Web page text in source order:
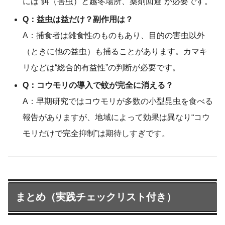
Q：益虫は益だけ？副作用は？
A：捕食者は雑食性のものもあり、目的の害虫以外
（ときに他の益虫）も捕ることがあります。カマキ
リなどは“総合的有益性”の判断が必要です。
Q：コウモリの導入で蚊が完全に消える？
A：早期研究ではコウモリが多数の小型昆虫を食べる
報告がありますが、地域によって効果は異なり“コウ
モリだけで完全抑制”は期待しすぎです。
まとめ（実践チェックリスト付き）